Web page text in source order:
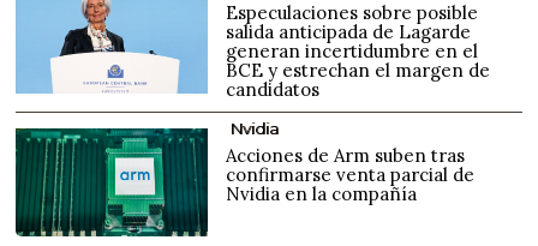
Especulaciones sobre posible
salida anticipada de Lagarde
generan incertidumbre en el
BCE y estrechan el margen de
candidatos
Nvidia
Acciones de Arm suben tras
confirmarse venta parcial de
Nvidia en la compañía